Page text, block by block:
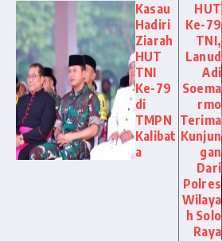
Kasau
Hadiri
Ziarah
HUT
TNI
Ke-79
di
TMPN
Kalibat
a
HUT
Ke-79
TNI,
Lanud
Adi
Soema
rmo
Terima
Kunjun
gan
Dari
Polres
Wilaya
h Solo
Raya